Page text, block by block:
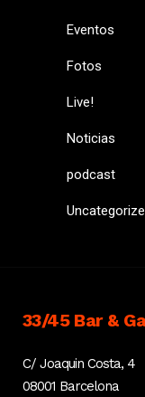
Eventos
Fotos
Live!
Noticias
podcast
33/45 Bar &
C/ Joaquin Costa, 4
08001 Barcelona